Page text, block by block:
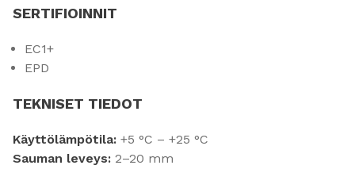
SERTIFIOINNIT
EC1+
EPD
TEKNISET TIEDOT
Käyttölämpötila: +5 °C – +25 °C
Sauman leveys: 2–20 mm